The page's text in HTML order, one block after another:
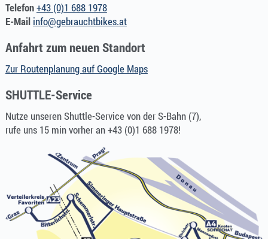
Telefon+43 (0)1 688 1978
E-Mail info@gebrauchtbikes.at
Anfahrt zum neuen Standort
Zur Routenplanung auf Google Maps
SHUTTLE-Service
Nutze unseren Shuttle-Service von der S-Bahn (7),
rufe uns 15 min vorher an +43 (0)1 688 1978!